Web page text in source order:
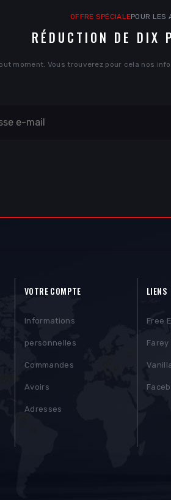
OFFRE SPÉCIALEPOUR LES
RÉDUCTION DE DIX
moment. Vous trouverez pour cela nos
VOTRE COMPTE
Informations
personnelles
Commandes
Avoirs
Adresses
LIENS
Free